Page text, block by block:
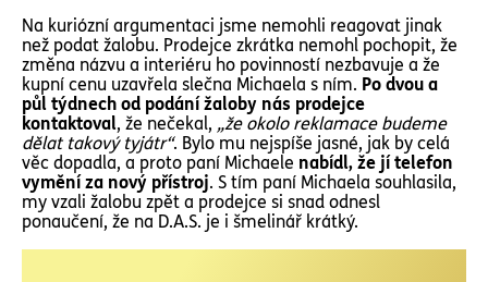
Na kuriózní argumentaci jsme nemohli reagovat jinak
než podat žalobu. Prodejce zkrátka nemohl pochopit, že
změna názvu a interiéru ho povinností nezbavuje a že
kupní cenu uzavřela slečna Michaela s ním. Po dvou a
půl týdnech od podání žaloby nás prodejce
kontaktoval, že nečekal, „že okolo reklamace budeme
dělat takový tyjátr“. Bylo mu nejspíše jasné, jak by celá
věc dopadla, a proto paní Michaele nabídl, že jí telefon
vymění za nový přístroj. S tím paní Michaela souhlasila,
my vzali žalobu zpět a prodejce si snad odnesl
ponaučení, že na D.A.S. je i šmelinář krátký.